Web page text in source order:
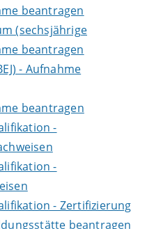
beantragen
(sechsjährige
beantragen
- Aufnahme
beantragen
-
-
- Zertifizierung
beantragen